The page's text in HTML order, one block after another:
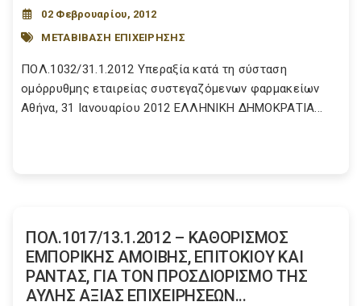
02 Φεβρουαρίου, 2012
ΜΕΤΑΒΙΒΑΣΗ ΕΠΙΧΕΙΡΗΣΗΣ
ΠΟΛ.1032/31.1.2012 Υπεραξία κατά τη σύσταση
ομόρρυθμης εταιρείας συστεγαζόμενων φαρμακείων
Αθήνα, 31 Ιανουαρίου 2012 ΕΛΛΗΝΙΚΗ ΔΗΜΟΚΡΑΤΙΑ...
ΠΟΛ.1017/13.1.2012 – ΚΑΘΟΡΙΣΜΟΣ
ΕΜΠΟΡΙΚΗΣ ΑΜΟΙΒΗΣ, ΕΠΙΤΟΚΙΟΥ ΚΑΙ
ΡΑΝΤΑΣ, ΓΙΑ ΤΟΝ ΠΡΟΣΔΙΟΡΙΣΜΟ ΤΗΣ
ΑΥΛΗΣ ΑΞΙΑΣ ΕΠΙΧΕΙΡΗΣΕΩΝ...